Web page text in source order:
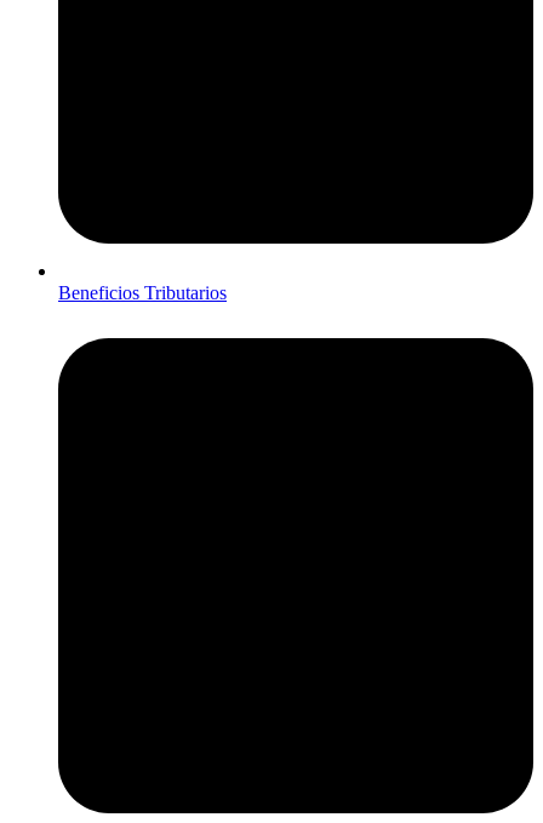
Beneficios Tributarios